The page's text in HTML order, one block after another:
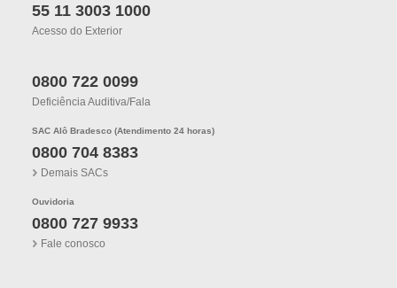
55 11 3003 1000
Acesso do Exterior
0800 722 0099
Deficiência Auditiva/fala
SAC Alô Bradesco (Atendimento 24 horas)
0800 704 8383
Demais SACs
Ouvidoria
0800 727 9933
Fale conosco